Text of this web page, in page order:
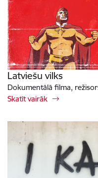
Latviešu vilks
Dokumentālā filma,
Skatīt vairāk